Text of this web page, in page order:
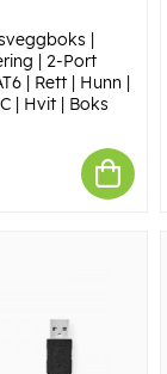
|
| 2-Port
| Rett | Hunn |
| Hvit | Boks